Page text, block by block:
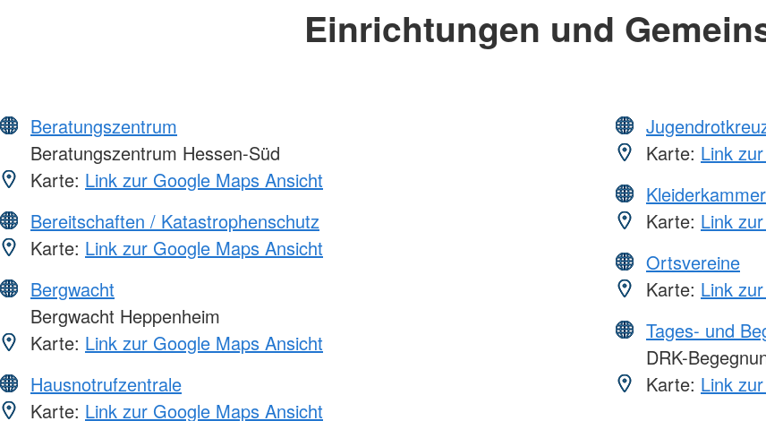
Einrichtungen und
Beratungszentrum
Beratungszentrum Hessen-Süd
Karte: Link zur Google Maps Ansicht
Bereitschaften / Katastrophenschutz
Karte: Link zur Google Maps Ansicht
Bergwacht
Bergwacht Heppenheim
Karte: Link zur Google Maps Ansicht
Hausnotrufzentrale
Karte: Link zur Google Maps Ansicht
Karte: Link
Kleiderkammer
Karte: Link
Ortsvereine
Karte: Link
Tages- und
DRK-
Karte: Link